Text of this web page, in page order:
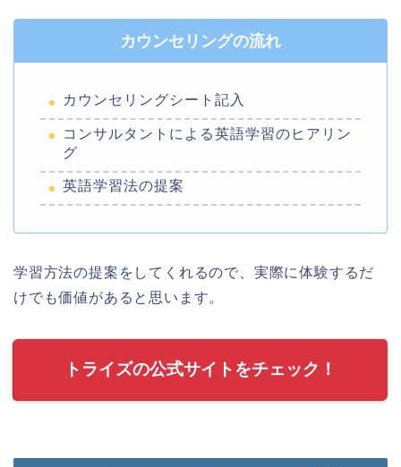
カウンセリングの流れ
カウンセリングシート記入
コンサルタントによる英語学習のヒアリン
グ
英語学習法の提案
学習方法の提案をしてくれるので、実際に体験するだ
けでも価値があると思います。
トライズの公式サイトをチェック！